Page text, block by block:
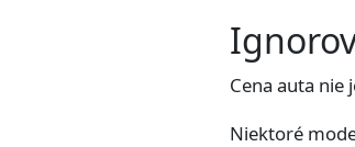
Cena auta nie
Niektoré